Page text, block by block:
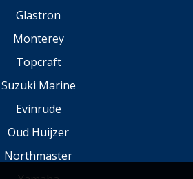
Glastron
Monterey
Topcraft
Suzuki Marine
Evinrude
Oud Huijzer
Northmaster